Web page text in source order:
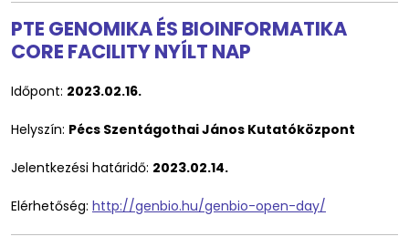
PTE GENOMIKA ÉS BIOINFORMATIKA
CORE FACILITY NYÍLT NAP
Időpont: 2023.02.16.
Helyszín: Pécs Szentágothai János Kutatóközpont
Jelentkezési határidő: 2023.02.14.
Elérhetőség: http://genbio.hu/genbio-open-day/